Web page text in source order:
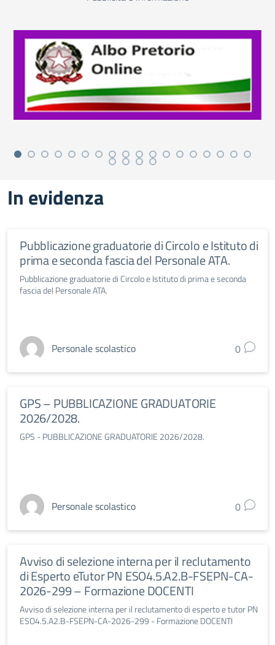
In evidenza
Pubblicazione graduatorie di Circolo e Istituto di
prima e seconda fascia del Personale ATA.
Pubblicazione graduatorie di Circolo e Istituto di prima e seconda
fascia del Personale ATA.
Personale scolastico 0
GPS – PUBBLICAZIONE GRADUATORIE
2026/2028.
GPS - PUBBLICAZIONE GRADUATORIE 2026/2028.
Personale scolastico 0
Avviso di selezione interna per il reclutamento
di Esperto eTutor PN ESO4.5.A2.B-FSEPN-CA-
2026-299 – Formazione DOCENTI
Avviso di selezione interna per il reclutamento di esperto e tutor PN
ESO4.5.A2.B-FSEPN-CA-2026-299 - Formazione DOCENTI